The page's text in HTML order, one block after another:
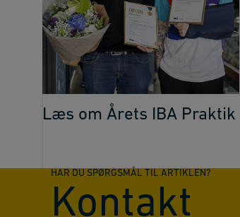
Læs om Årets IBA Praktik
HAR DU SPØRGSMÅL TIL ARTIKLEN?
Kontakt